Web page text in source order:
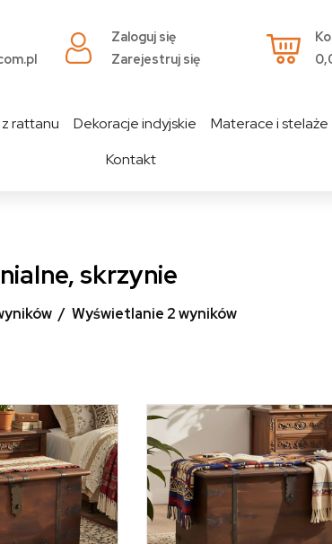
Zaloguj się
Zarejestruj się
rattanu Dekoracje indyjskie
Materace i stelaże
Kontakt
skrzynie
Wyświetlanie 2 wyników